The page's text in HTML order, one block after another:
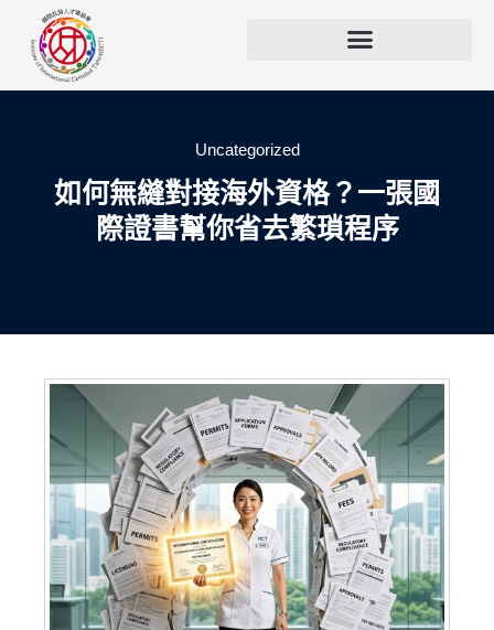
Uncategorized
如何無縫對接海外資格？一張國
際證書幫你省去繁瑣程序